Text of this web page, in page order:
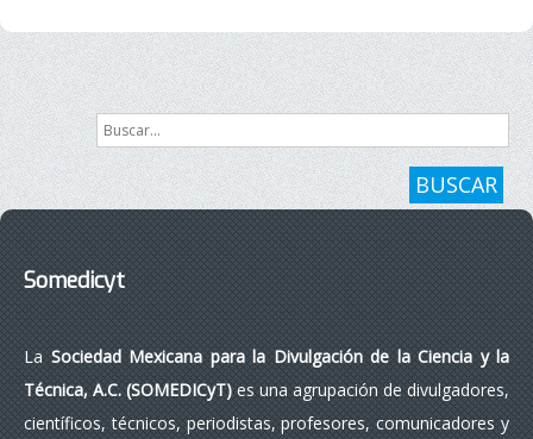
Buscar...
BUSCAR
Somedicyt
LaSociedad Mexicana para la Divulgación de la Ciencia y la
Técnica, A.C. (SOMEDICyT)es una agrupación de divulgadores,
científicos, técnicos, periodistas, profesores, comunicadores y